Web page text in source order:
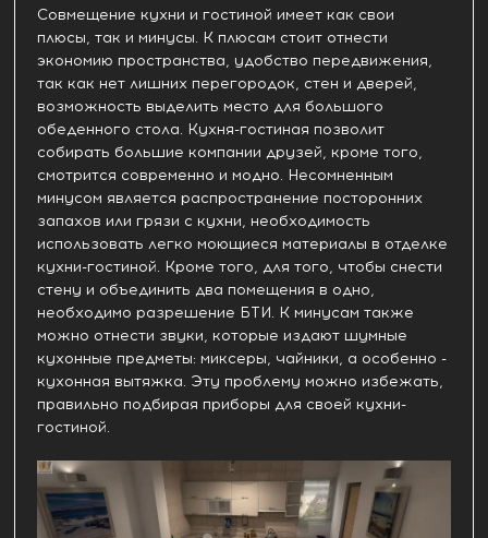
Совмещение кухни и гостиной имеет как свои
плюсы, так и минусы. К плюсам стоит отнести
экономию пространства, удобство передвижения,
так как нет лишних перегородок, стен и дверей,
возможность выделить место для большого
обеденного стола. Кухня-гостиная позволит
собирать большие компании друзей, кроме того,
смотрится современно и модно. Несомненным
минусом является распространение посторонних
запахов или грязи с кухни, необходимость
использовать легко моющиеся материалы в отделке
кухни-гостиной. Кроме того, для того, чтобы снести
стену и объединить два помещения в одно,
необходимо разрешение БТИ. К минусам также
можно отнести звуки, которые издают шумные
кухонные предметы: миксеры, чайники, а особенно -
кухонная вытяжка. Эту проблему можно избежать,
правильно подбирая приборы для своей кухни-
гостиной.